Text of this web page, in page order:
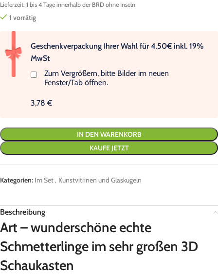
Lieferzeit: 1 bis 4 Tage innerhalb der BRD ohne Inseln
1 vorrätig
Geschenkverpackung Ihrer Wahl für 4.50€ inkl. 19%
MwSt
Zum Vergrößern, bitte Bilder im neuen
Fenster/Tab öffnen.
3,78 €
IN DEN WARENKORB
KAUFE JETZT
Kategorien: Im Set, Kunstvitrinen und Glaskugeln
Beschreibung
Art – wunderschöne echte
Schmetterlinge im sehr großen 3D
Schaukasten